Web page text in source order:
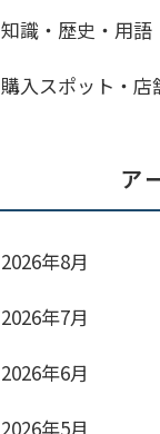
知識・歴史・用語
購入スポット・店
ア
2026年8月
2026年7月
2026年6月
2026年5月